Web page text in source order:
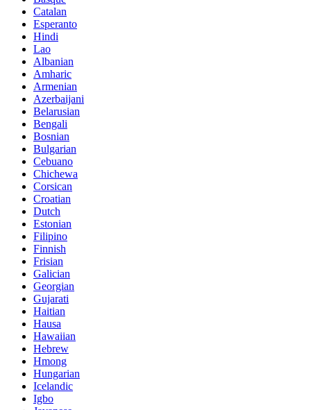
Catalan
Esperanto
Hindi
Lao
Albanian
Amharic
Armenian
Azerbaijani
Belarusian
Bengali
Bosnian
Bulgarian
Cebuano
Chichewa
Corsican
Croatian
Dutch
Estonian
Filipino
Finnish
Frisian
Galician
Georgian
Gujarati
Haitian
Hausa
Hawaiian
Hebrew
Hmong
Hungarian
Icelandic
Igbo